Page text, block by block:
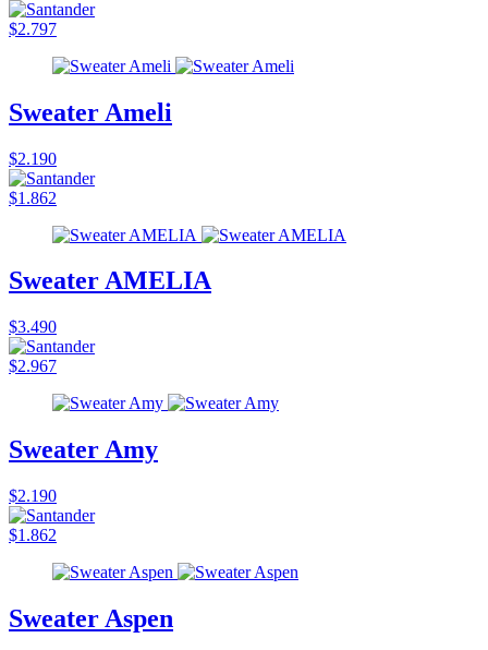
$2.797
Sweater Ameli
$2.190
$1.862
Sweater AMELIA
$3.490
$2.967
Sweater Amy
$2.190
$1.862
Sweater Aspen